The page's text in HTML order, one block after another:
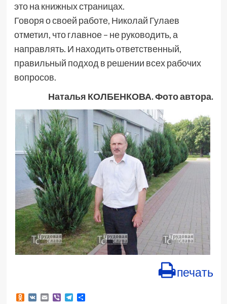
это на книжных страницах.
Говоря о своей работе, Николай Гулаев
отметил, что главное – не руководить, а
направлять. И находить ответственный,
правильный подход в решении всех рабочих
вопросов.
Наталья КОЛБЕНКОВА. Фото автора.
печать
Odnoklassniki
VKEmailViberTelegram
Отправить